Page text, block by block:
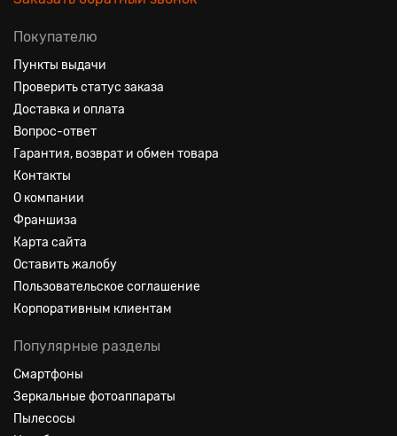
Покупателю
Пункты выдачи
Проверить статус заказа
Доставка и оплата
Вопрос-ответ
Гарантия, возврат и обмен товара
Контакты
О компании
Франшиза
Карта сайта
Оставить жалобу
Пользовательское соглашение
Корпоративным клиентам
Популярные разделы
Смартфоны
Зеркальные фотоаппараты
Пылесосы